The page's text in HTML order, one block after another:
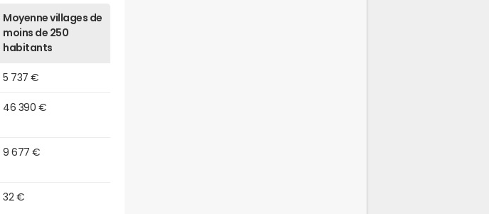
Moyenne villages de
moins de 250
habitants
5 737 €
46 390 €
9 677 €
32 €